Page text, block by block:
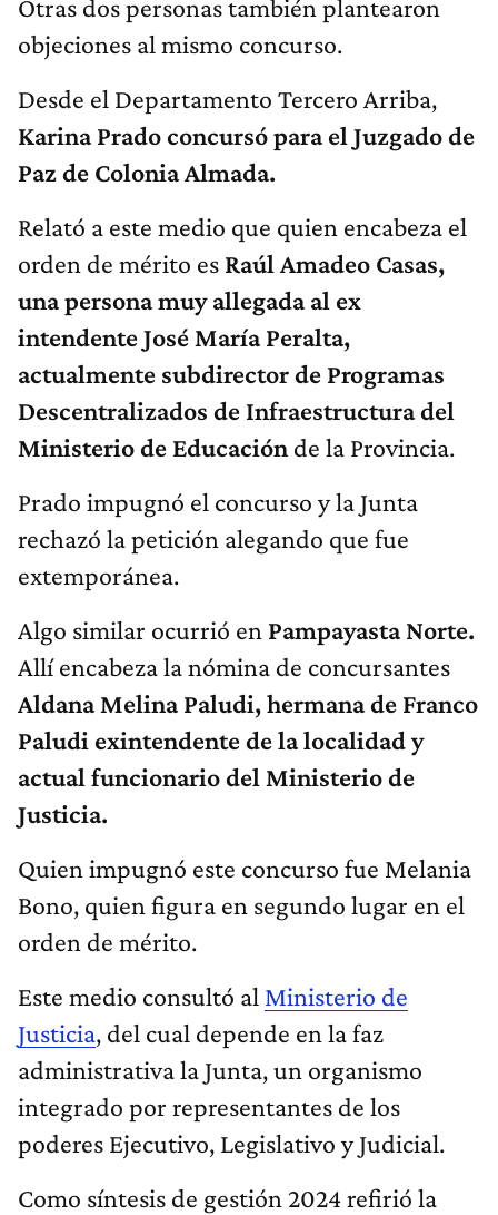
Otras dos personas también plantearon
objeciones al mismo concurso.
Desde el Departamento Tercero Arriba,
Karina Prado concursó para el Juzgado de
Paz de Colonia Almada.
Relató a este medio que quien encabeza el
orden de mérito es Raúl Amadeo Casas,
una persona muy allegada al ex
intendente José María Peralta,
actualmente subdirector de Programas
Descentralizados de Infraestructura del
Ministerio de Educación de la Provincia.
Prado impugnó el concurso y la Junta
rechazó la petición alegando que fue
extemporánea.
Algo similar ocurrió en Pampayasta Norte.
Allí encabeza la nómina de concursantes
Aldana Melina Paludi, hermana de Franco
Paludi exintendente de la localidad y
actual funcionario del Ministerio de
Justicia.
Quien impugnó este concurso fue Melania
Bono, quien figura en segundo lugar en el
orden de mérito.
Este medio consultó al Ministerio de
Justicia, del cual depende en la faz
administrativa la Junta, un organismo
integrado por representantes de los
poderes Ejecutivo, Legislativo y Judicial.
Como síntesis de gestión 2024 refirió la